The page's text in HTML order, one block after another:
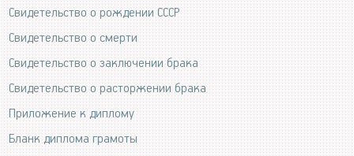
Свидетельство о рождении СССР
Свидетельство о смерти
Свидетельство о заключении брака
Свидетельство о расторжении брака
Приложение к диплому
Бланк диплома грамоты